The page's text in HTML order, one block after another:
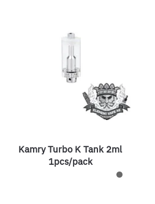
Kamry Turbo K Tank 2ml
1pcs/pack